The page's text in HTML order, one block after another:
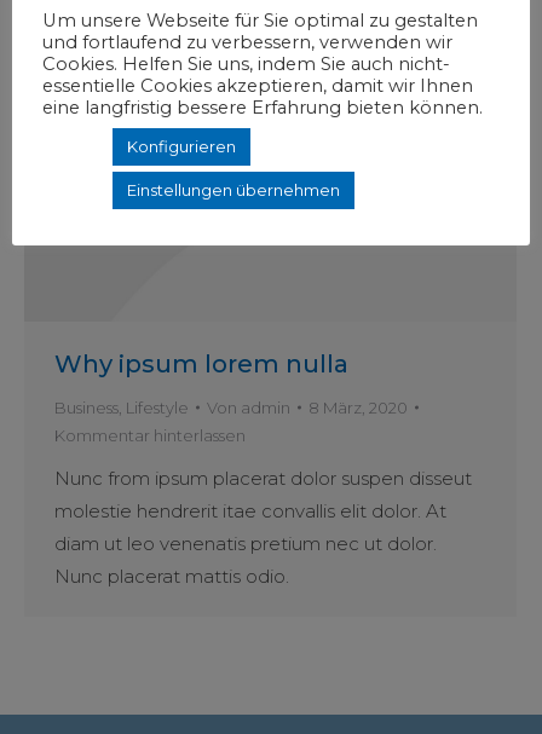
Why ipsum lorem nulla
Business Lifestyle Von admin
8 März, 2020
Kommentar hinterlassen
Nunc from ipsum placerat dolor suspen disseut
molestie hendrerit itae convallis elit dolor. At
diam ut leo venenatis pretium nec ut dolor.
Nunc placerat mattis odio.
Um unsere Webseite für Sie optimal zu gestalten
und fortlaufend zu verbessern, verwenden wir
Cookies. Helfen Sie uns, indem Sie auch nicht-
essentielle Cookies akzeptieren, damit wir Ihnen
eine langfristig bessere Erfahrung bieten können.
Konfigurieren
Einstellungen übernehmen